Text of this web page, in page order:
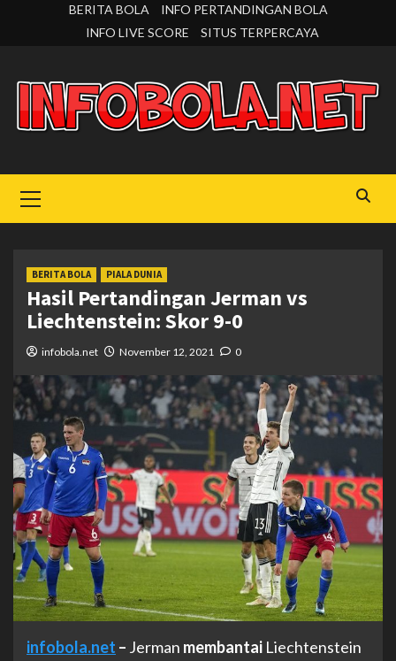
BERITA BOLA
INFO PERTANDINGAN BOLA
INFO LIVE SCORE
SITUS TERPERCAYA
Menu
BERITA BOLA PIALA DUNIA
Hasil Pertandingan Jerman vs
Liechtenstein: Skor 9-0
infobola.net November 12, 2021 0
infobola.net – Jerman membantai Liechtenstein